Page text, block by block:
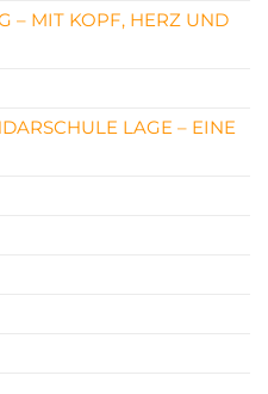
– MIT KOPF, HERZ UND
LAGE – EINE